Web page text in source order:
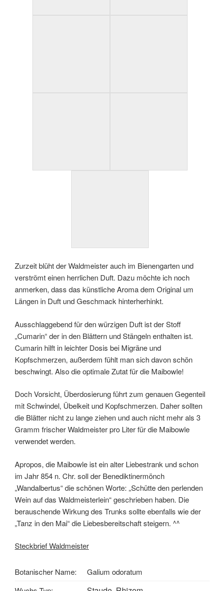
Zurzeit blüht der Waldmeister auch im Bienengarten und
verströmt einen herrlichen Duft. Dazu möchte ich noch
anmerken, dass das künstliche Aroma dem Original um
Längen in Duft und Geschmack hinterherhinkt.
Ausschlaggebend für den würzigen Duft ist der Stoff
„Cumarin“ der in den Blättern und Stängeln enthalten ist.
Cumarin hilft in leichter Dosis bei Migräne und
Kopfschmerzen, außerdem fühlt man sich davon schön
beschwingt. Also die optimale Zutat für die Maibowle!
Doch Vorsicht, Überdosierung führt zum genauen Gegenteil
mit Schwindel, Übelkeit und Kopfschmerzen. Daher sollten
die Blätter nicht zu lange ziehen und auch nicht mehr als 3
Gramm frischer Waldmeister pro Liter für die Maibowle
verwendet werden.
Apropos, die Maibowle ist ein alter Liebestrank und schon
im Jahr 854 n. Chr. soll der Benediktinermönch
„Wandalbertus“ die schönen Worte: „Schütte den perlenden
Wein auf das Waldmeisterlein“ geschrieben haben. Die
berauschende Wirkung des Trunks sollte ebenfalls wie der
„Tanz in den Mai“ die Liebesbereitschaft steigern. ^^
Steckbrief Waldmeister
Botanischer Name:
Galium odoratum